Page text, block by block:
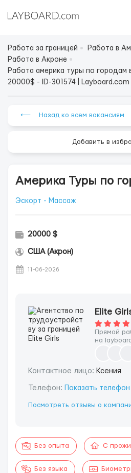
Работа за границей Работа в
Работа в Акроне
Работа америка туры по
20000$ - ID-301574 | Layboard.com
⟵ Назад ко всем вакансиям
Добавить в
Америка Туры по
Эскорт - Массаж
20000 $
США (Акрон)
11-06-2026
Elite
Прямой
на
Контактное лицо: Ксения
Телефон: Показать телефон
Посмотреть отзывы о
Без опыта С
Без языка